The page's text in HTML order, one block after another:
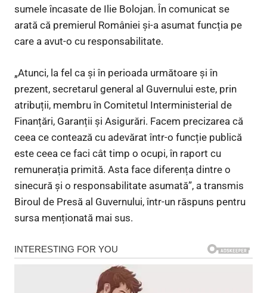
sumele încasate de Ilie Bolojan. În comunicat se
arată că premierul României și-a asumat funcția pe
care a avut-o cu responsabilitate.
„Atunci, la fel ca și în perioada următoare și în
prezent, secretarul general al Guvernului este, prin
atribuții, membru în Comitetul Interministerial de
Finanțări, Garanții și Asigurări. Facem precizarea că
ceea ce contează cu adevărat într-o funcție publică
este ceea ce faci cât timp o ocupi, în raport cu
remunerația primită. Asta face diferența dintre o
sinecură și o responsabilitate asumată”, a transmis
Biroul de Presă al Guvernului, într-un răspuns pentru
sursa menționată mai sus.